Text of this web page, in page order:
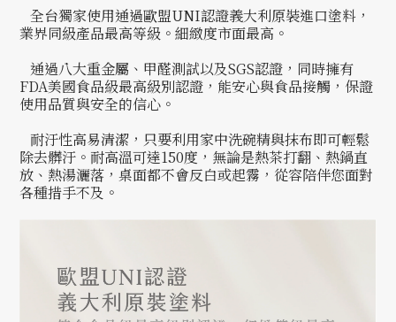
全台獨家使用通過歐盟UNI認證義大利原裝進口塗料，
業界同級產品最高等級。細緻度市面最高。
通過八大重金屬、甲醛測試以及SGS認證，同時擁有
FDA美國食品級最高級別認證，能安心與食品接觸，保證
使用品質與安全的信心。
耐汙性高易清潔，只要利用家中洗碗精與抹布即可輕鬆
除去髒汙。耐高溫可達150度，無論是熱茶打翻、熱鍋直
放、熱湯灑落，桌面都不會反白或起霧，從容陪伴您面對
各種措手不及。